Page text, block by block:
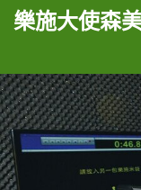
樂施大使森